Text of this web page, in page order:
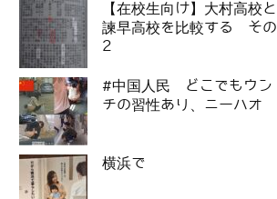
【在校生向け】大村高校と
諫早高校を比較する その
2
#中国人民 どこでもウン
チの習性あり、ニーハオ
横浜で